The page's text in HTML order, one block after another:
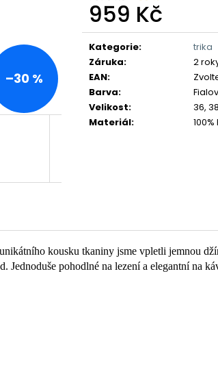
959 Kč
Měrná
cena:
Kategorie:
trika
Záruka:
2
EAN:
Barva:
Velikost:
36,
Materiál:
–30 %
kousku tkaniny jsme vpletli jemnou
pohodlné na lezení a elegantní na